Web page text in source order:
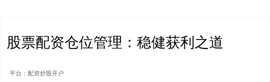
股票配资仓位管理：稳健获利之道
平台：配资炒股开户